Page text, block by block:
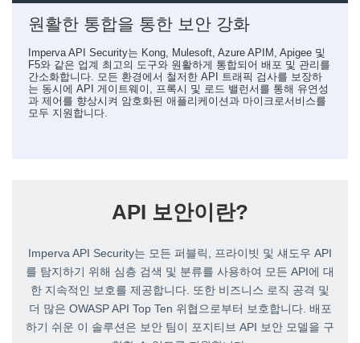
원활한 통합을 통한 보안 강화
Imperva API Security는 Kong, Mulesoft, Azure APIM, Apigee 및
F5와 같은 업계 최고의 도구와 원활하게 통합되어 배포 및 관리를
간소화합니다. 모든 환경에서 철저한 API 트래픽 검사를 보장하
는 동시에 API 게이트웨이, 프록시 및 로드 밸런서를 통해 유연성
과 제어를 향상시켜 암호화된 애플리케이션과 마이크로서비스를
모두 지원합니다.
API 보안이란?
Imperva API Security는 모든 퍼블릭, 프라이빗 및 섀도우 API
를 탐지하기 위해 심층 검색 및 분류를 사용하여 모든 API에 대
한 지속적인 보호를 제공합니다. 또한 비즈니스 로직 공격 및
더 많은 OWASP API Top Ten 위협으로부터 보호합니다. 배포
하기 쉬운 이 솔루션은 보안 팀이 포지티브 API 보안 모델을 구